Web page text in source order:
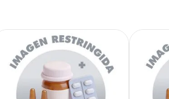
6. degraler
7. isdin
roche posay
9. nivea